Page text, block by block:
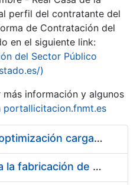
perfil del contratante del
de Contratación del
en el siguiente link:
del Sector Público
)
información y algunos
portallicitacion.fnmt.es
Pliego condiciones optimización cargas compras firmado
Acuerdo marco para la fabricación de piezas